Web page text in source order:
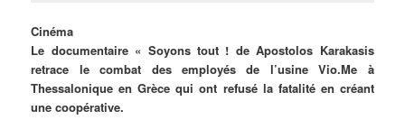
Cinéma
Le documentaire « Soyons tout ! de Apostolos Karakasis
retrace le combat des employés de l’usine Vio.Me à
Thessalonique en Grèce qui ont refusé la fatalité en créant
une coopérative.